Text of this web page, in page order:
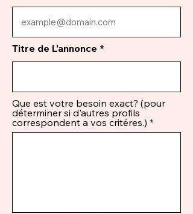
Titre de L'annonce
Que est votre besoin exact? (pour
déterminer si d'autres profils
correspondent a vos critéres.)